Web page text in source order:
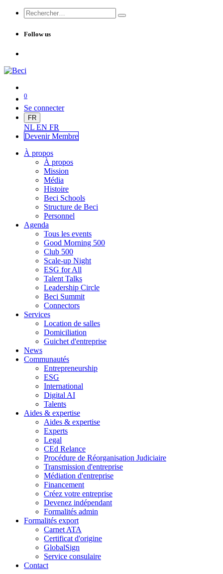
Follow us
0
Se connecter
FR
NL EN FR
Devenir Membre
À propos
À propos
Mission
Média
Histoire
Beci Schools
Structure de Beci
Personnel
Agenda
Tous les events
Good Morning 500
Club 500
Scale-up Night
ESG for All
Talent Talks
Leadership Circle
Beci Summit
Connectors
Services
Location de salles
Domiciliation
Guichet d'entreprise
News
Communautés
Entrepreneurship
ESG
International
Digital AI
Talents
Aides & expertise
Aides & expertise
Experts
Legal
CEd Relance
Procédure de Réorganisation Judiciaire
Transmission d'entreprise
Médiation d'entreprise
Financement
Créez votre entreprise
Devenez indépendant
Formalités admin
Formalités export
Carnet ATA
Certificat d'origine
GlobalSign
Service consulaire
Contact